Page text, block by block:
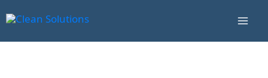
al
contenido